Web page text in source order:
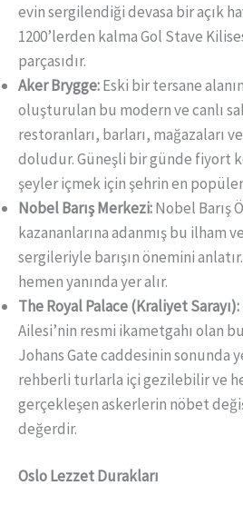
evin sergilendiği devasa bir açık
1200’lerden kalma Gol Stave
parçasıdır.
Aker Brygge:Eski bir tersane
oluşturulan bu modern ve canlı
restoranları, barları, mağazaları
doludur. Güneşli bir günde fiyort
şeyler içmek için şehrin en popüler
Nobel Barış Merkezi:Nobel Barış
kazananlarına adanmış bu ilham
sergileriyle barışın önemini
hemen yanında yer alır.
The Royal Palace (Kraliyet Sarayı):
Ailesi’nin resmi ikametgahı olan
Johans Gate caddesinin sonunda
rehberli turlarla içi gezilebilir ve
gerçekleşen askerlerin nöbet
değerdir.
Oslo Lezzet Durakları